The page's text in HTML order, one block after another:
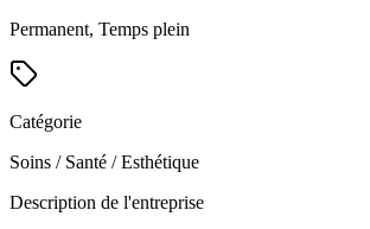
Permanent, Temps plein
Catégorie
Soins / Santé / Esthétique
Description de l'entreprise